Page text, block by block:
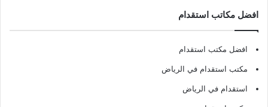
افضل مكاتب استقدام
افضل مكتب استقدام
مكتب استقدام في الرياض
استقدام في الرياض